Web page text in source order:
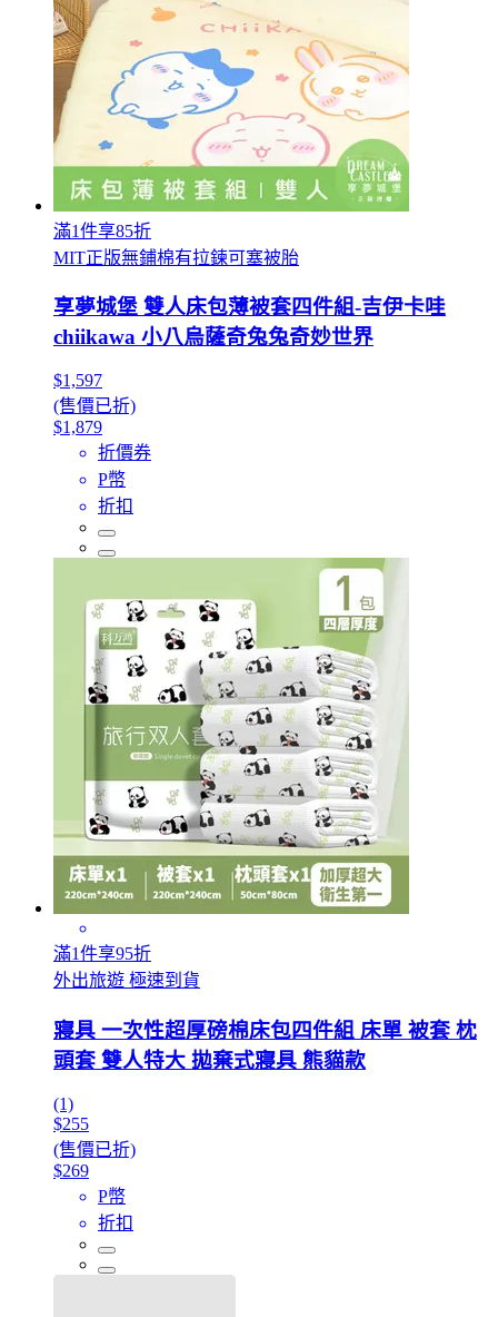
滿1件享85折
MIT正版無鋪棉有拉鍊可塞被胎
享夢城堡 雙人床包薄被套四件組-吉伊卡哇
chiikawa 小八烏薩奇兔兔奇妙世界
$1,597
(售價已折)
$1,879
折價券
P幣
折扣
滿1件享95折
外出旅遊 極速到貨
寢具 一次性超厚磅棉床包四件組 床單 被套 枕
頭套 雙人特大 拋棄式寢具 熊貓款
(1)
$255
(售價已折)
$269
P幣
折扣